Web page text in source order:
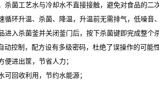
菌工艺水与冷却水不直接接触，避免对食品的二次
环升温、杀菌、降温，升温前无需排气，低噪音、
入杀菌釜并关闭釜门后，按下杀菌键即完成整个杀
控制，配方设有多级密码，杜绝了误操作的可能性
进出筐，节省人力；
回收利用，节约水能源；